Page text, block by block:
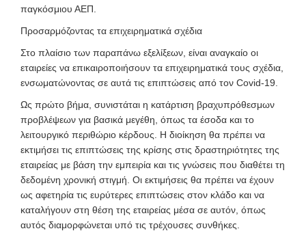
παγκόσμιου ΑΕΠ.
Προσαρμόζοντας τα επιχειρηματικά σχέδια
Στο πλαίσιο των παραπάνω εξελίξεων, είναι αναγκαίο οι
εταιρείες να επικαιροποιήσουν τα επιχειρηματικά τους σχέδια,
ενσωματώνοντας σε αυτά τις επιπτώσεις από τον Covid-19.
Ως πρώτο βήμα, συνιστάται η κατάρτιση βραχυπρόθεσμων
προβλέψεων για βασικά μεγέθη, όπως τα έσοδα και το
λειτουργικό περιθώριο κέρδους. Η διοίκηση θα πρέπει να
εκτιμήσει τις επιπτώσεις της κρίσης στις δραστηριότητες της
εταιρείας με βάση την εμπειρία και τις γνώσεις που διαθέτει τη
δεδομένη χρονική στιγμή . Οι εκτιμήσεις θα πρέπει να έχουν
ως αφετηρία τις ευρύτερες επιπτώσεις στον κλάδο και να
καταλήγουν στη θέση της εταιρείας μέσα σε αυτόν, όπως
αυτός διαμορφώνεται υπό τις τρέχουσες συνθήκες.